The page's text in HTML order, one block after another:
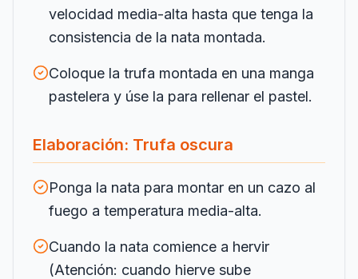
velocidad media-alta hasta que tenga la
consistencia de la nata montada.
Coloque la trufa montada en una manga
pastelera y úse la para rellenar el pastel.
Elaboración: Trufa oscura
Ponga la nata para montar en un cazo al
fuego a temperatura media-alta.
Cuando la nata comience a hervir
(Atención: cuando hierve sube